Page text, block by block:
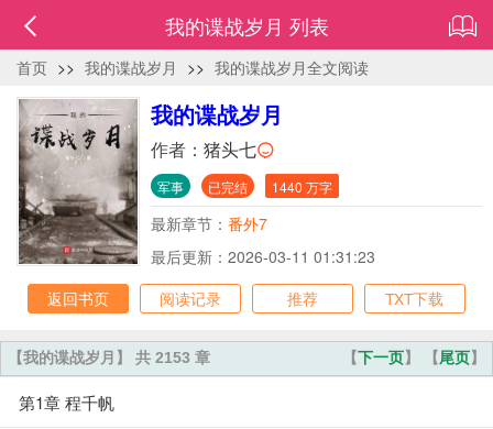
我的谍战岁月 列表
首页 >> 我的谍战岁月 >> 我的谍战岁月全文阅读
我的谍战岁月
作者： 猪头七
军事 已完结 1440 万字
最新章节： 番外7
最后更新：2026-03-11 01:31:23
返回书页
阅读记录 推荐 TXT下载
【下一页】 【尾页】
【我的谍战岁月】 共 2153 章
第1章 程千帆